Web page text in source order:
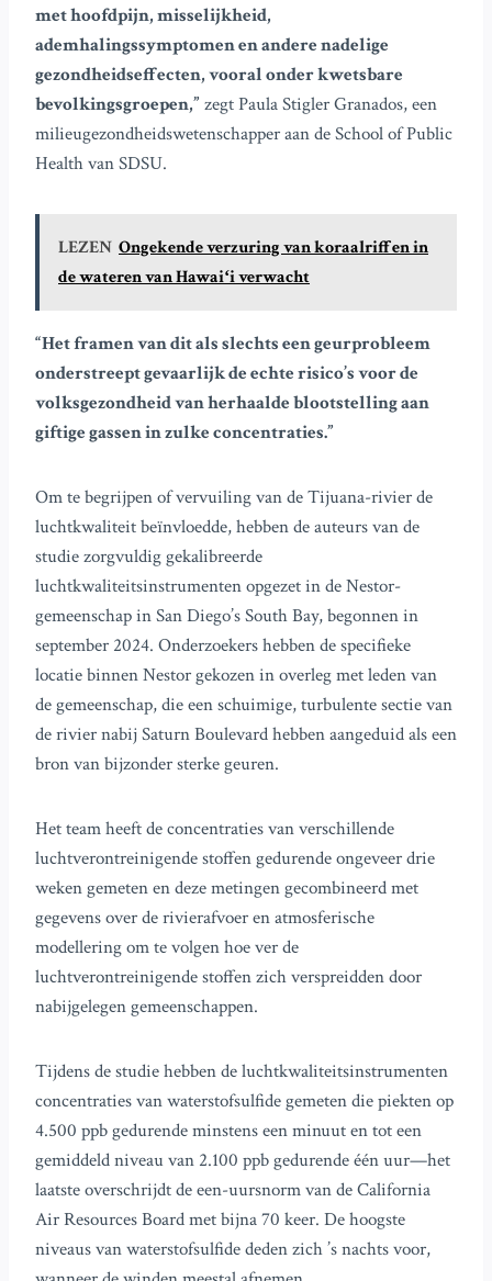
met hoofdpijn, misselijkheid,
ademhalingssymptomen en andere nadelige
gezondheidseffecten, vooral onder kwetsbare
bevolkingsgroepen,” zegt Paula Stigler Granados, een
milieugezondheidswetenschapper aan de School of Public
Health van SDSU.
LEZEN Ongekende verzuring van koraalriffen in
de wateren van Hawaiʻi verwacht
“Het framen van dit als slechts een geurprobleem
onderstreept gevaarlijk de echte risico’s voor de
volksgezondheid van herhaalde blootstelling aan
giftige gassen in zulke concentraties.”
Om te begrijpen of vervuiling van de Tijuana-rivier de
luchtkwaliteit beïnvloedde, hebben de auteurs van de
studie zorgvuldig gekalibreerde
luchtkwaliteitsinstrumenten opgezet in de Nestor-
gemeenschap in San Diego’s South Bay, begonnen in
september 2024. Onderzoekers hebben de specifieke
locatie binnen Nestor gekozen in overleg met leden van
de gemeenschap, die een schuimige, turbulente sectie van
de rivier nabij Saturn Boulevard hebben aangeduid als een
bron van bijzonder sterke geuren.
Het team heeft de concentraties van verschillende
luchtverontreinigende stoffen gedurende ongeveer drie
weken gemeten en deze metingen gecombineerd met
gegevens over de rivierafvoer en atmosferische
modellering om te volgen hoe ver de
luchtverontreinigende stoffen zich verspreidden door
nabijgelegen gemeenschappen.
Tijdens de studie hebben de luchtkwaliteitsinstrumenten
concentraties van waterstofsulfide gemeten die piekten op
4.500 ppb gedurende minstens een minuut en tot een
gemiddeld niveau van 2.100 ppb gedurende één uur—het
laatste overschrijdt de een-uursnorm van de California
Air Resources Board met bijna 70 keer. De hoogste
niveaus van waterstofsulfide deden zich ’s nachts voor,